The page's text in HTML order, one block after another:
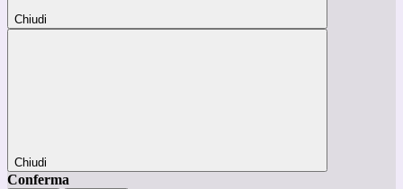
Chiudi
Chiudi
Conferma